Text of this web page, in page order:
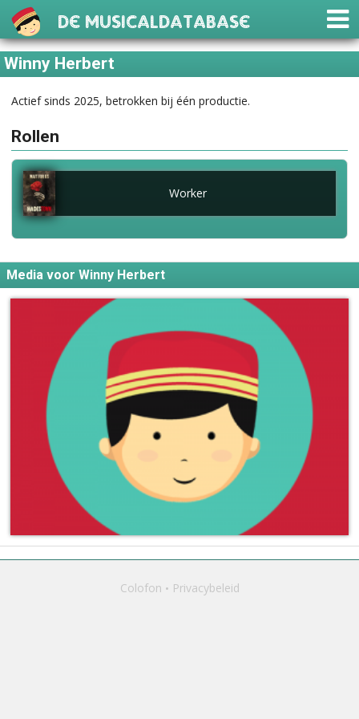
De Musicaldatabase
Winny Herbert
Actief sinds 2025, betrokken bij één productie.
Rollen
Worker
Media voor Winny Herbert
Colofon Privacybeleid